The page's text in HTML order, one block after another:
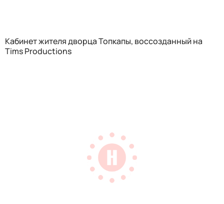
Кабинет жителя дворца Топкапы, воссозданный на
Tims Productions